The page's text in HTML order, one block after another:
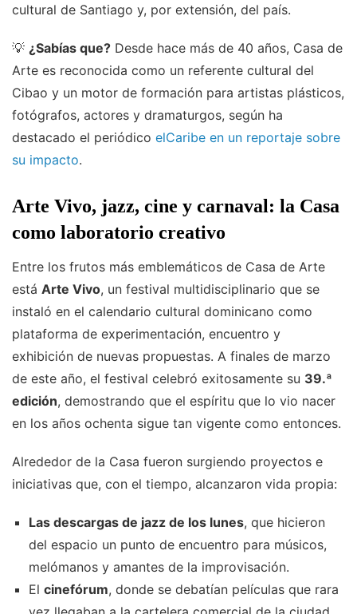
cultural de Santiago y, por extensión, del país.
💡 ¿Sabías que? Desde hace más de 40 años, Casa de
Arte es reconocida como un referente cultural del
Cibao y un motor de formación para artistas plásticos,
fotógrafos, actores y dramaturgos, según ha
destacado el periódico elCaribe en un reportaje sobre
su impacto.
Arte Vivo, jazz, cine y carnaval: la Casa
como laboratorio creativo
Entre los frutos más emblemáticos de Casa de Arte
está Arte Vivo, un festival multidisciplinario que se
instaló en el calendario cultural dominicano como
plataforma de experimentación, encuentro y
exhibición de nuevas propuestas. A finales de marzo
de este año, el festival celebró exitosamente su 39.ª
edición, demostrando que el espíritu que lo vio nacer
en los años ochenta sigue tan vigente como entonces.
Alrededor de la Casa fueron surgiendo proyectos e
iniciativas que, con el tiempo, alcanzaron vida propia:
Las descargas de jazz de los lunes, que hicieron
del espacio un punto de encuentro para músicos,
melómanos y amantes de la improvisación.
El cinefórum, donde se debatían películas que rara